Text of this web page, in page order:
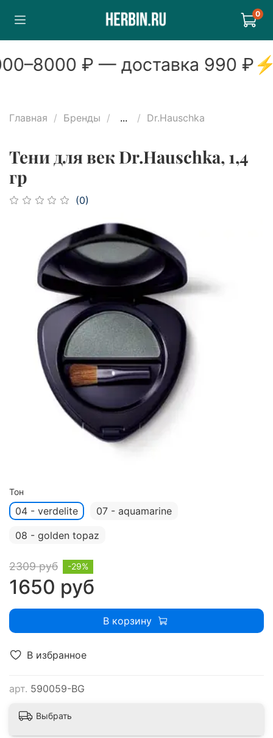
0
–8000₽ — доставка990₽⚡
Главная Бренды ... Dr.Hauschka
Тени для век Dr.Hauschka, 1,4
гр
(0)
В избранное
арт. 590059-BG
Тон
04 - verdelite
07 - aquamarine
08 - golden topaz
2309 руб
1650 руб
-29%
В корзину
Выбрать